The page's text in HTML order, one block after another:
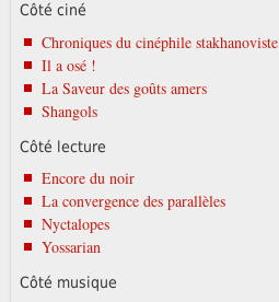
Côté ciné
Chroniques du cinéphile stakhanoviste
Il a osé !
La Saveur des goûts amers
Shangols
Côté lecture
Encore du noir
La convergence des parallèles
Nyctalopes
Yossarian
Côté musique